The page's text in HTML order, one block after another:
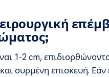
1-2 cm,
συρμένη επισκευή. Εάν